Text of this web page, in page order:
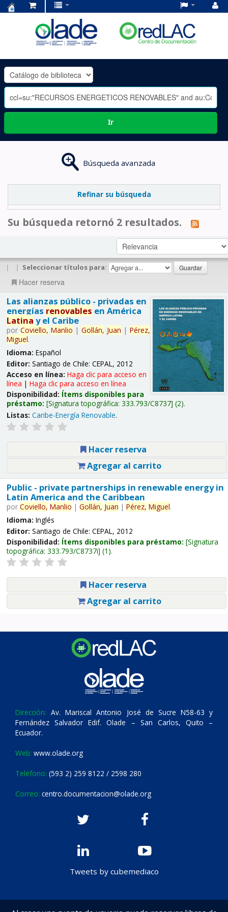
OLADE
-
Ir
Búsqueda avanzada
Refinar su búsqueda
Su búsqueda retornó 2 resultados.
| | Seleccionar títulos para:
Hacer reserva
Las alianzas público - privadas en
energías renovables en América
Latina y el Caribe
por Coviello, Manlio | Gollán, Juan | Pérez,
Miguel.
Idioma: Español
Editor: Santiago de Chile: CEPAL, 2012
Acceso en línea: Haga clic para acceso en
línea | Haga clic para acceso en línea
Disponibilidad: Ítems disponibles para
préstamo: Signatura topográfica: 333.793/C8737 (2).
Listas: Caribe-Energía Renovable.
Hacer reserva
Agregar al carrito
Public - private partnerships in renewable energy in
Latin America and the Caribbean
por Coviello, Manlio | Gollán, Juan | Pérez, Miguel.
Idioma: Inglés
Editor: Santiago de Chile: CEPAL, 2012
Disponibilidad: Ítems disponibles para préstamo: Signatura
topográfica: 333.793/C8737i (1).
Hacer reserva
Agregar al carrito
Dirección: Av. Mariscal Antonio José de Sucre N58-63 y
Fernández Salvador Edif. Olade – San Carlos, Quito –
Ecuador.
Web: www.olade.org
Teléfono: (593 2) 259 8122 / 2598 280
Correo: centro.documentacion@olade.org
Tweets by cubemediaco